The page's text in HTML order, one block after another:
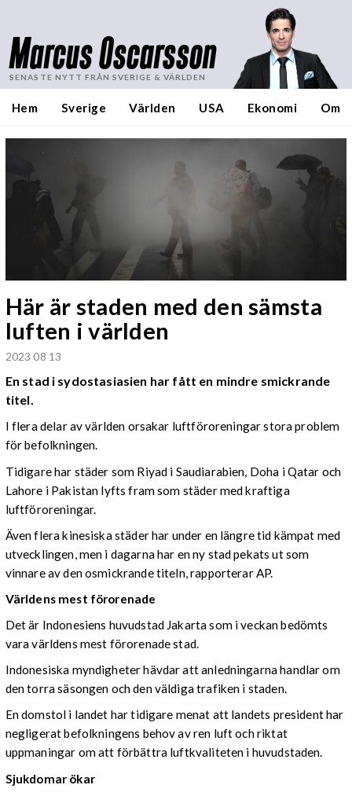
Marcus Oscarsson
SENASTE NYTT FRÅN SVERIGE & VÄRLDEN
Hem Sverige Världen USA Ekonomi Om
Här är staden med den sämsta
luften i världen
2023 08 13
En stad i sydostasiasien har fått en mindre smickrande
titel.
I flera delar av världen orsakar luftföroreningar stora problem
för befolkningen.
Tidigare har städer som Riyad i Saudiarabien, Doha i Qatar och
Lahore i Pakistan lyfts fram som städer med kraftiga
luftföroreningar.
Även flera kinesiska städer har under en längre tid kämpat med
utvecklingen, men i dagarna har en ny stad pekats ut som
vinnare av den osmickrande titeln, rapporterar AP.
Världens mest förorenade
Det är Indonesiens huvudstad Jakarta som i veckan bedömts
vara världens mest förorenade stad.
Indonesiska myndigheter hävdar att anledningarna handlar om
den torra säsongen och den väldiga trafiken i staden.
En domstol i landet har tidigare menat att landets president har
negligerat befolkningens behov av ren luft och riktat
uppmaningar om att förbättra luftkvaliteten i huvudstaden.
Sjukdomar ökar